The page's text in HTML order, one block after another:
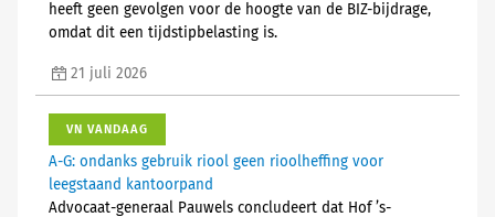
heeft geen gevolgen voor de hoogte van de BIZ-bijdrage,
omdat dit een tijdstipbelasting is.
21 juli 2026
VN VANDAAG
A-G: ondanks gebruik riool geen rioolheffing voor
leegstaand kantoorpand
Advocaat-generaal Pauwels concludeert dat Hof ’s-